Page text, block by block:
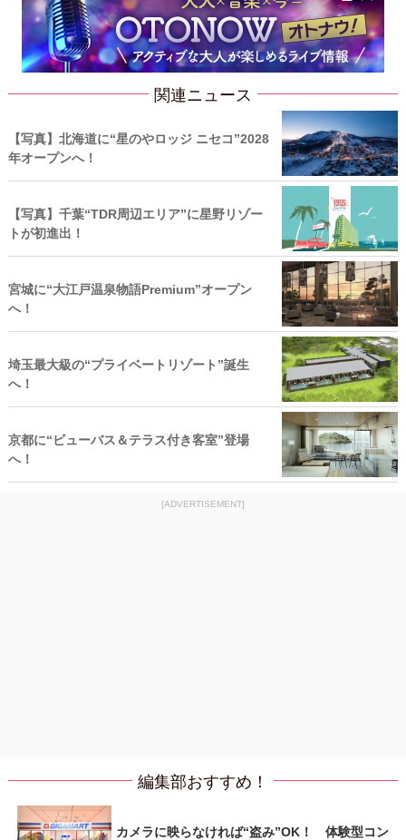
関連ニュース
【写真】北海道に“星のやロッジ ニセコ”2028
年オープンへ！
【写真】千葉“TDR周辺エリア”に星野リゾー
トが初進出！
宮城に“大江戸温泉物語Premium”オープン
へ！
埼玉最大級の“プライベートリゾート”誕生
へ！
京都に“ビューバス＆テラス付き客室”登場
へ！
[ADVERTISEMENT]
編集部おすすめ！
カメラに映らなければ“盗み”OK！ 体験型コン